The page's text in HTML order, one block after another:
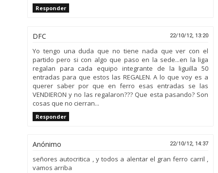
Responder
DFC 22/10/12, 13:20
Yo tengo una duda que no tiene nada que ver con el
partido pero si con algo que paso en la sede...en la liga
regalan para cada equipo integrante de la liguilla 50
entradas para que estos las REGALEN. A lo que voy es a
querer saber por que en ferro esas entradas se las
VENDIERON y no las regalaron??? Que esta pasando? Son
cosas que no cierran...
Responder
Anónimo 22/10/12, 14:37
señores autocritica , y todos a alentar el gran ferro carril ,
vamos arriba